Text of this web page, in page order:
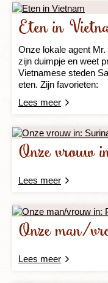
Eten in
Onze lokale agent
zijn duimpje en weet
Vietnamese steden
eten. Zijn favorieten:
Lees meer
Onze vrouw
Lees meer
Onze man/
Lees meer